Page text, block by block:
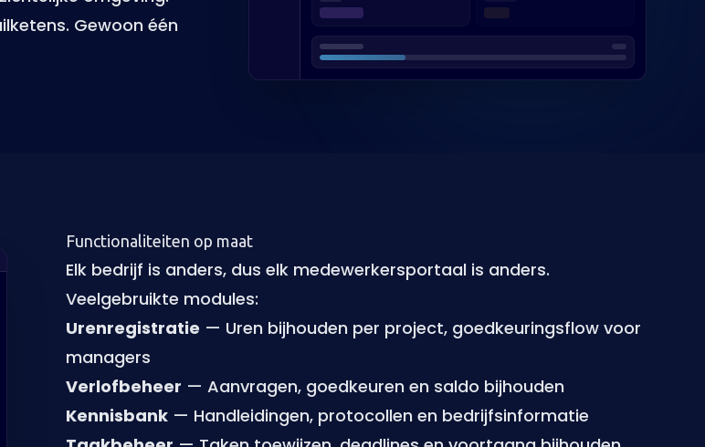
Gewoon één
Functionaliteiten op maat
Elk bedrijf is anders, dus elk medewerkersportaal is anders.
Veelgebruikte modules:
Urenregistratie — Uren bijhouden per project, goedkeuringsflow voor
managers
Verlofbeheer — Aanvragen, goedkeuren en saldo bijhouden
Kennisbank — Handleidingen, protocollen en bedrijfsinformatie